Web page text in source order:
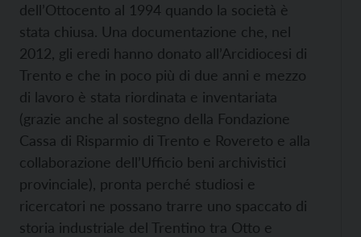
dell’Ottocento al 1994 quando la società è
stata chiusa. Una documentazione che, nel
2012, gli eredi hanno donato all’Arcidiocesi di
Trento e che in poco più di due anni e mezzo
di lavoro è stata riordinata e inventariata
(grazie anche al sostegno della Fondazione
Cassa di Risparmio di Trento e Rovereto e alla
collaborazione dell’Ufficio beni archivistici
provinciale), pronta perché studiosi e
ricercatori ne possano trarre uno spaccato di
storia industriale del Trentino tra Otto e